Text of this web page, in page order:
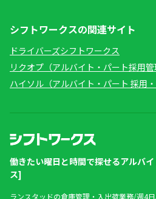
シフトワークスの関連サイト
ドライバーズシフトワークス
リクオプ（アルバイト・パート採用管
ハイソル（アルバイト・パート 採用
働きたい曜日と時間で探せるアルバ
ス]
ランスタッドの倉庫管理・入出荷業務/週4